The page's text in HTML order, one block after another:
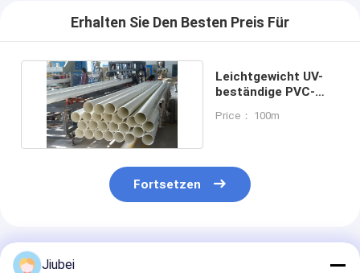
Erhalten Sie Den Besten Preis Für
Leichtgewicht UV-
beständige PVC-
Price： 100m
Fortsetzen
Empfohlene Produkte
Jiubei